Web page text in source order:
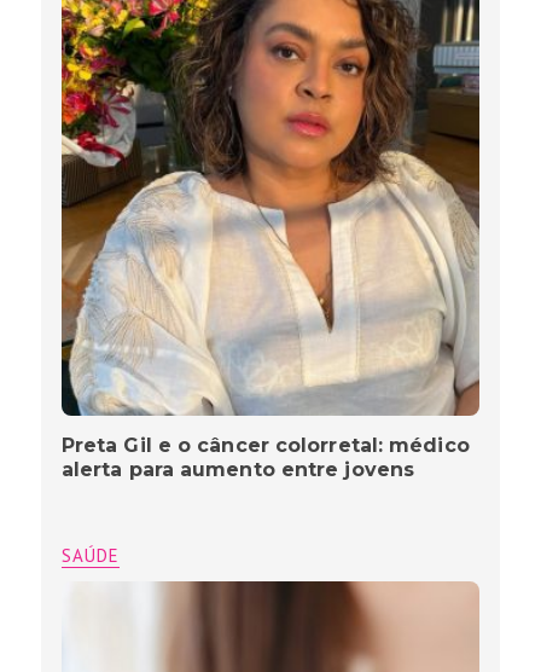
Preta Gil e o câncer colorretal: médico
alerta para aumento entre jovens
SAÚDE